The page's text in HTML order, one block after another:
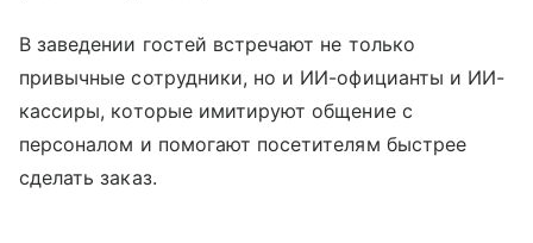
В заведении гостей встречают не только
привычные сотрудники, но и ИИ-официанты и ИИ-
кассиры, которые имитируют общение с
персоналом и помогают посетителям быстрее
сделать заказ.